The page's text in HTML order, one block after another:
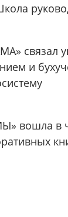
связал
и
вошла в